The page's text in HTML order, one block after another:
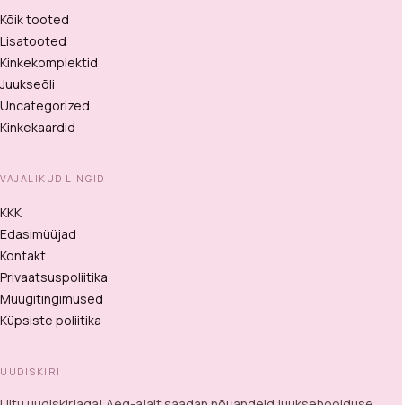
Kõik tooted
Lisatooted
Kinkekomplektid
Juukseõli
Uncategorized
Kinkekaardid
VAJALIKUD LINGID
KKK
Edasimüüjad
Kontakt
Privaatsuspoliitika
Müügitingimused
Küpsiste poliitika
UUDISKIRI